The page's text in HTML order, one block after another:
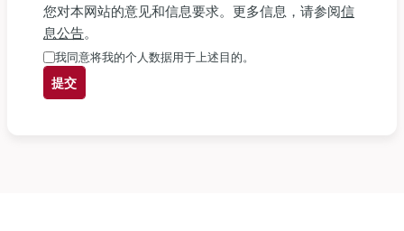
您对本网站的意见和信息要求。更多信息，请参阅信
息公告。
我同意将我的个人数据用于上述目的。
提交